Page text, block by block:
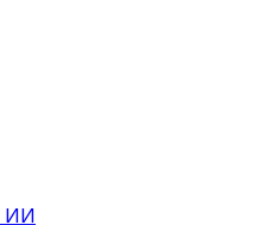
прайда